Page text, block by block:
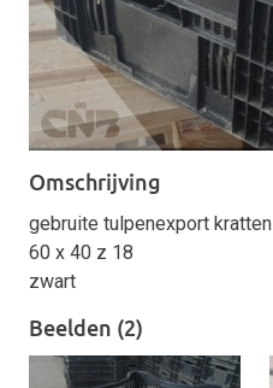
Omschrijving
gebruite tulpenexport kratten
60 x 40 z 18
zwart
Beelden (2)